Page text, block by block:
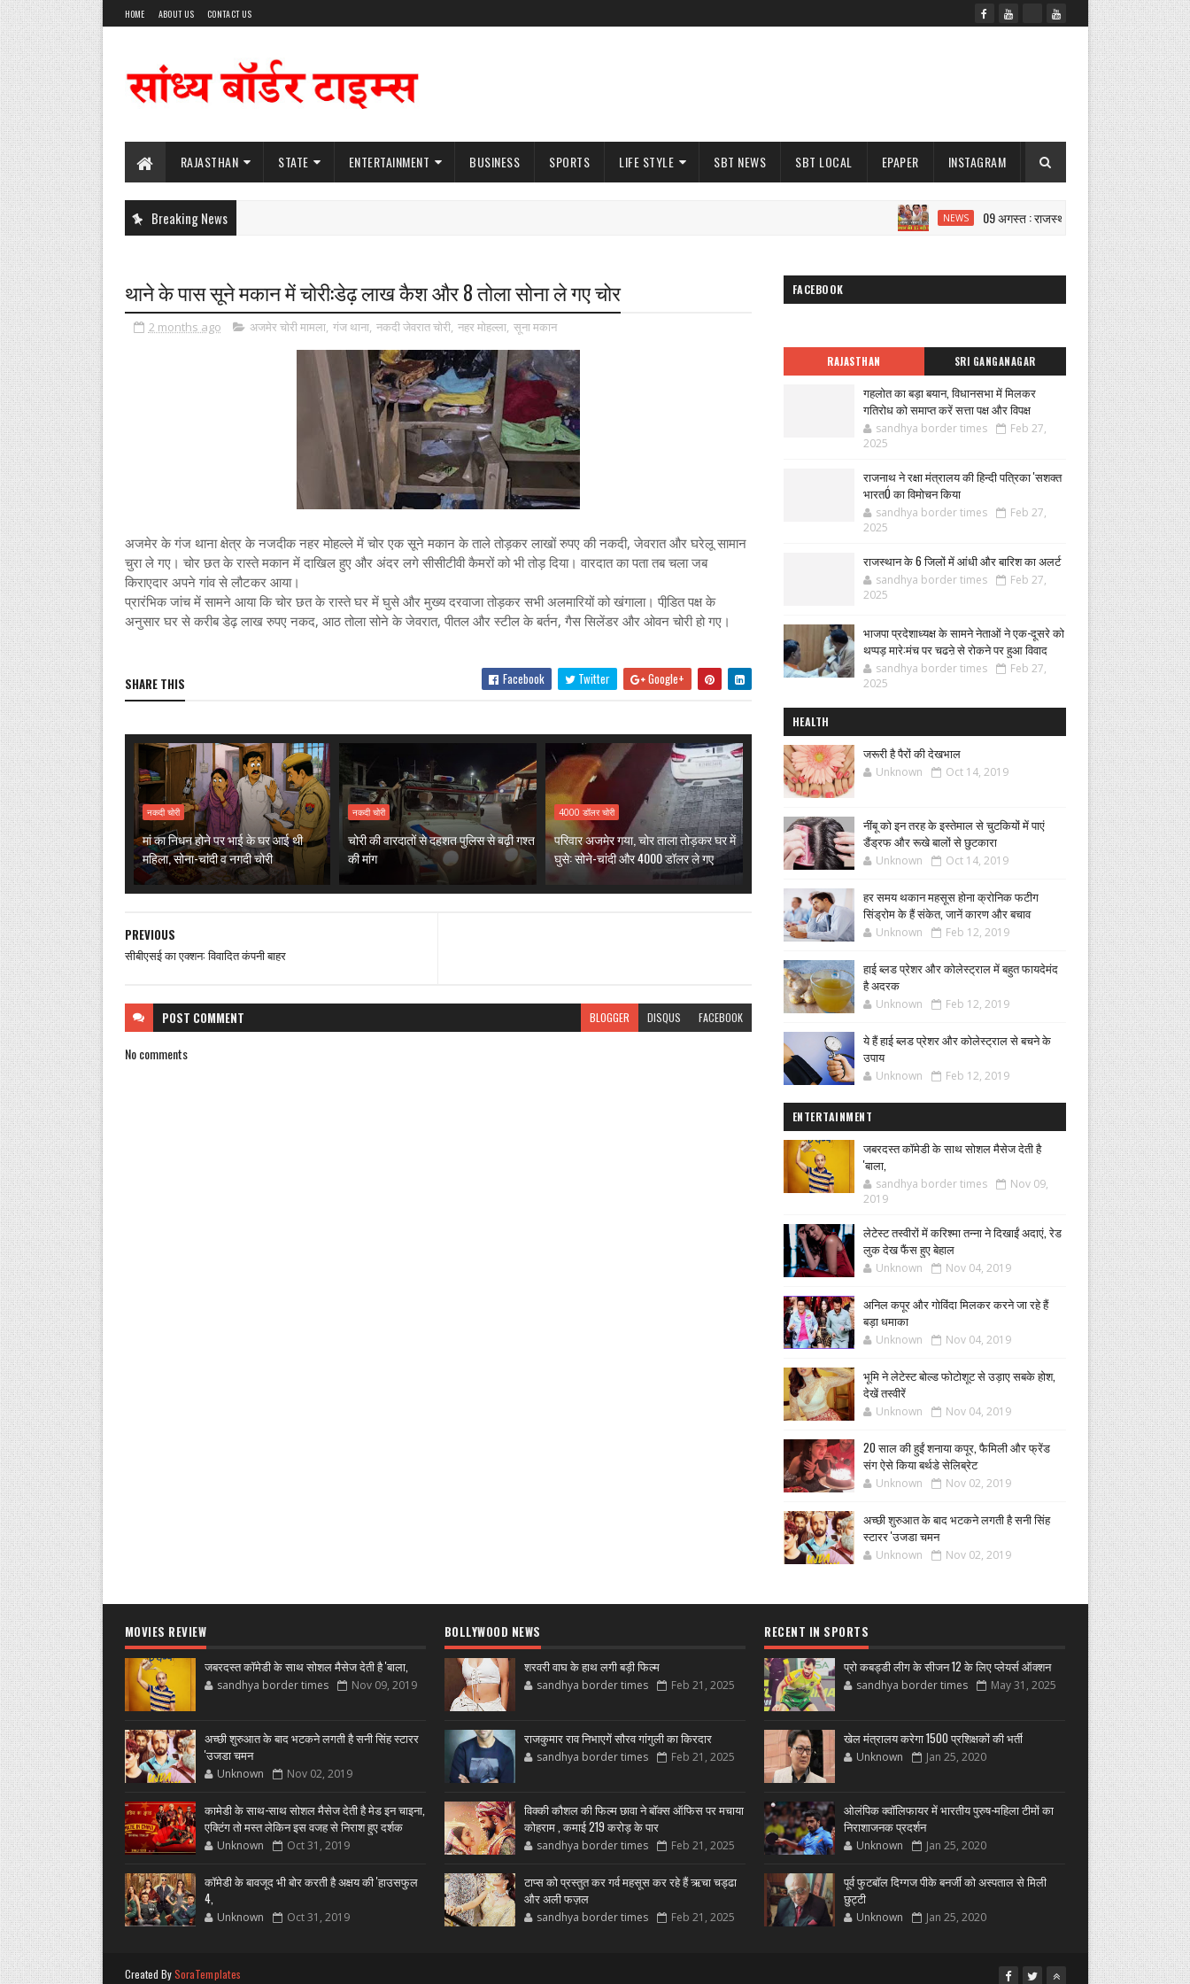
HOME ABOUT US CONTACT US
RAJASTHAN STATE ENTERTAINMENT BUSINESS SPORTS LIFE STYLE SBT NEWS SBT LOCAL EPAPER INSTAGRAM
Breaking News NEWS 09 अगस्त : राजस्थान दोपहर 3.15 बजे की 15 बड़ी
थाने के पास सूने मकान में चोरी:डेढ़ लाख कैश और 8 तोला सोना ले गए चोर
2 months ago अजमेर चोरी मामला, गंज थाना, नकदी जेवरात चोरी, नहर मोहल्ला, सूना मकान
अजमेर के गंज थाना क्षेत्र के नजदीक नहर मोहल्ले में चोर एक सूने मकान के ताले तोड़कर लाखों रुपए की नकदी, जेवरात और घरेलू सामान
चुरा ले गए। चोर छत के रास्ते मकान में दाखिल हुए और अंदर लगे सीसीटीवी कैमरों को भी तोड़ दिया। वारदात का पता तब चला जब
किराएदार अपने गांव से लौटकर आया।
प्रारंभिक जांच में सामने आया कि चोर छत के रास्ते घर में घुसे और मुख्य दरवाजा तोड़कर सभी अलमारियों को खंगाला। पीडि़त पक्ष के
अनुसार घर से करीब डेढ़ लाख रुपए नकद, आठ तोला सोने के जेवरात, पीतल और स्टील के बर्तन, गैस सिलेंडर और ओवन चोरी हो गए।
SHARE THIS Facebook Twitter Google+
नकदी चोरी
मां का निधन होने पर भाई के घर आई थी
महिला, सोना-चांदी व नगदी चोरी
नकदी चोरी
चोरी की वारदातों से दहशत पुलिस से बढ़ी गश्त
की मांग
4000 डॉलर चोरी
परिवार अजमेर गया, चोर ताला तोड़कर घर में
घुसे: सोने-चांदी और 4000 डॉलर ले गए
PREVIOUS
सीबीएसई का एक्शन: विवादित कंपनी बाहर
POST COMMENT BLOGGER DISQUS FACEBOOK
No comments
FACEBOOK
RAJASTHAN SRI GANGANAGAR
गहलोत का बड़ा बयान, विधानसभा में मिलकर
गतिरोध को समाप्त करें सत्ता पक्ष और विपक्ष
sandhya border times
Feb 27,
2025
राजनाथ ने रक्षा मंत्रालय की हिन्दी पत्रिका 'सशक्त
भारतÓ का विमोचन किया
sandhya border times
Feb 27,
2025
राजस्थान के 6 जिलों में आंधी और बारिश का अलर्ट
sandhya border times
Feb 27,
2025
भाजपा प्रदेशाध्यक्ष के सामने नेताओं ने एक-दूसरे को
थप्पड़ मारे:मंच पर चढऩे से रोकने पर हुआ विवाद
sandhya border times
Feb 27,
2025
HEALTH
जरूरी है पैरों की देखभाल
Unknown Oct 14, 2019
नींबू को इन तरह के इस्तेमाल से चुटकियों में पाएं
डैंड्रफ और रूखे बालों से छुटकारा
Unknown Oct 14, 2019
हर समय थकान महसूस होना क्रोनिक फटीग
सिंड्रोम के हैं संकेत, जानें कारण और बचाव
Unknown Feb 12, 2019
हाई ब्लड प्रेशर और कोलेस्ट्राल में बहुत फायदेमंद
है अदरक
Unknown Feb 12, 2019
ये हैं हाई ब्लड प्रेशर और कोलेस्ट्राल से बचने के
उपाय
Unknown Feb 12, 2019
ENTERTAINMENT
जबरदस्त कॉमेडी के साथ सोशल मैसेज देती है
'बाला,
sandhya border times
Nov 09,
2019
लेटेस्ट तस्वीरों में करिश्मा तन्ना ने दिखाईं अदाएं, रेड
लुक देख फैंस हुए बेहाल
Unknown Nov 04, 2019
अनिल कपूर और गोविंदा मिलकर करने जा रहे हैं
बड़ा धमाका
Unknown Nov 04, 2019
भूमि ने लेटेस्ट बोल्ड फोटोशूट से उड़ाए सबके होश,
देखें तस्वीरें
Unknown Nov 04, 2019
20 साल की हुईं शनाया कपूर, फैमिली और फ्रेंड
संग ऐसे किया बर्थडे सेलिब्रेट
Unknown Nov 02, 2019
अच्छी शुरुआत के बाद भटकने लगती है सनी सिंह
स्टारर 'उजडा चमन
Unknown Nov 02, 2019
MOVIES REVIEW
जबरदस्त कॉमेडी के साथ सोशल मैसेज देती है 'बाला,
sandhya border times Nov 09, 2019
अच्छी शुरुआत के बाद भटकने लगती है सनी सिंह स्टारर
'उजडा चमन
Unknown Nov 02, 2019
कामेडी के साथ-साथ सोशल मैसेज देती है मेड इन चाइना,
एक्टिंग तो मस्त लेकिन इस वजह से निराश हुए दर्शक
Unknown Oct 31, 2019
कॉमेडी के बावजूद भी बोर करती है अक्षय की 'हाउसफुल
4,
Unknown Oct 31, 2019
BOLLYWOOD NEWS
शरवरी वाघ के हाथ लगी बड़ी फिल्म
sandhya border times Feb 21, 2025
राजकुमार राव निभाएगें सौरव गांगुली का किरदार
sandhya border times Feb 21, 2025
विक्की कौशल की फिल्म छावा ने बॉक्स ऑफिस पर मचाया
कोहराम , कमाई 219 करोड़ के पार
sandhya border times Feb 21, 2025
टाप्स को प्रस्तुत कर गर्व महसूस कर रहे हैं ऋचा चड्ढा
और अली फज़ल
sandhya border times Feb 21, 2025
RECENT IN SPORTS
प्रो कबड्डी लीग के सीजन 12 के लिए प्लेयर्स ऑक्शन
sandhya border times May 31, 2025
खेल मंत्रालय करेगा 1500 प्रशिक्षकों की भर्ती
Unknown Jan 25, 2020
ओलंपिक क्वॉलिफायर में भारतीय पुरुष-महिला टीमों का
निराशाजनक प्रदर्शन
Unknown Jan 25, 2020
पूर्व फुटबॉल दिग्गज पीके बनर्जी को अस्पताल से मिली
छुट्टी
Unknown Jan 25, 2020
Created BySoraTemplates